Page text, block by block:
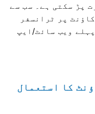
پڑ سکتی ہے۔ سب سے
پر ٹرانسفر
ویب سائٹ/ایپ
کا استعمال